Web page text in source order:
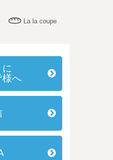
La la coupe
様へ